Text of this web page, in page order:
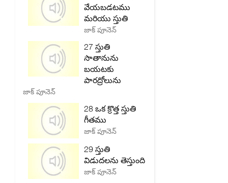
వేయబడటము
మరియు స్తుతి
జాక్ పూనెన్
27 స్తుతి
సాతానును
బయటకు
పారద్రోలును
జాక్ పూనెన్
28 ఒక క్రొత్త స్తుతి
గీతము
జాక్ పూనెన్
29 స్తుతి
విడుదలను తెస్తుంది
జాక్ పూనెన్